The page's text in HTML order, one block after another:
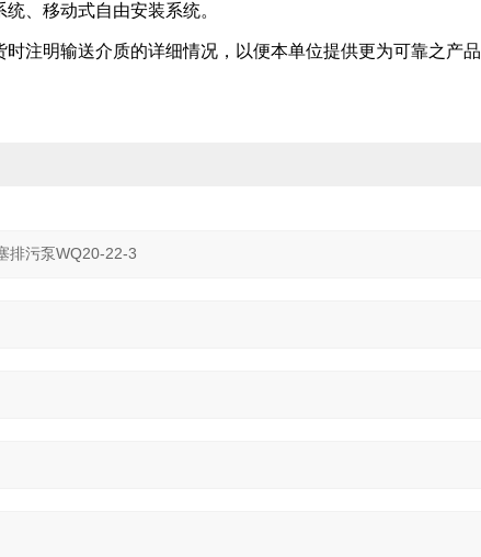
、移动式自由安装系统。
注明输送介质的详细情况，以便本单位提供更为可靠之产品